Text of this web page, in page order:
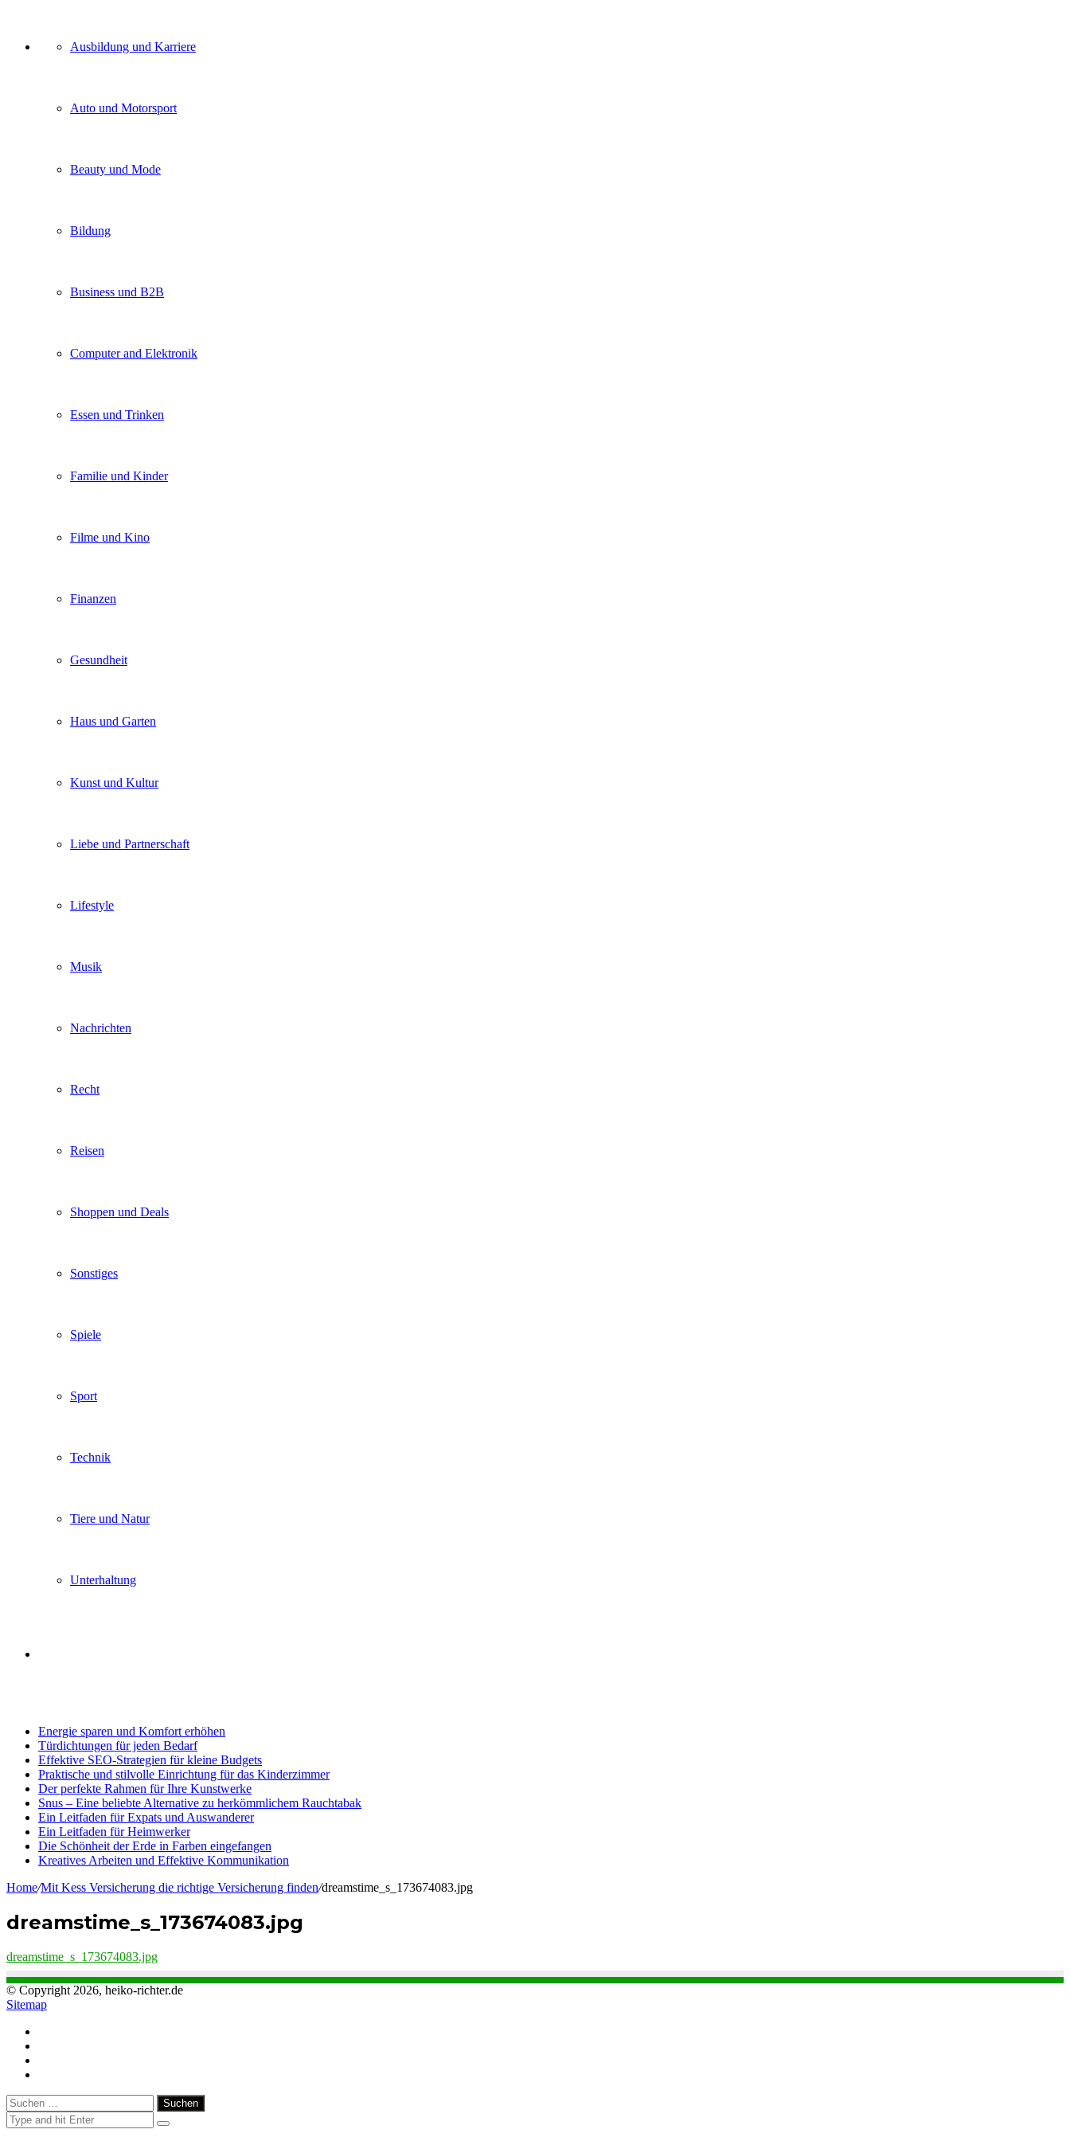
Unser
Kategorien
Ausbildung und Karriere
Auto und Motorsport
Beauty und Mode
Bildung
Business und B2B
Computer and Elektronik
Essen und Trinken
Familie und Kinder
Filme und Kino
Finanzen
Gesundheit
Haus und Garten
Kunst und Kultur
Liebe und Partnerschaft
Lifestyle
Musik
Nachrichten
Recht
Reisen
Shoppen und Deals
Sonstiges
Spiele
Sport
Technik
Tiere und Natur
Unterhaltung
Energie sparen und Komfort erhöhen
Türdichtungen für jeden Bedarf
Effektive SEO-Strategien für kleine Budgets
Praktische und stilvolle Einrichtung für das Kinderzimmer
Der perfekte Rahmen für Ihre Kunstwerke
Snus – Eine beliebte Alternative zu herkömmlichem Rauchtabak
Ein Leitfaden für Expats und Auswanderer
Ein Leitfaden für Heimwerker
Die Schönheit der Erde in Farben eingefangen
Kreatives Arbeiten und Effektive Kommunikation
Home/Mit Kess Versicherung die richtige Versicherung finden/dreamstime_s_173674083.jpg
dreamstime_s_173674083.jpg
dreamstime_s_173674083.jpg
© Copyright 2026, heiko-richter.de
Sitemap
Close
Suchen
nach: